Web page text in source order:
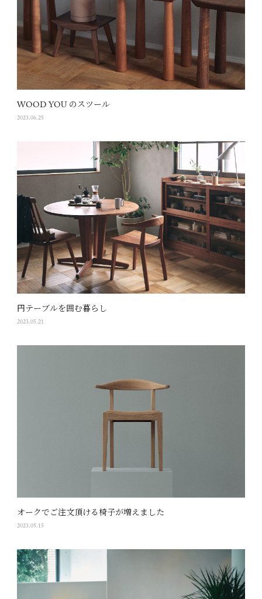
WOOD YOU のスツール
2023.06.25
円テーブルを囲む暮らし
2023.05.21
オークでご注文頂ける椅子が増えました
2023.05.15